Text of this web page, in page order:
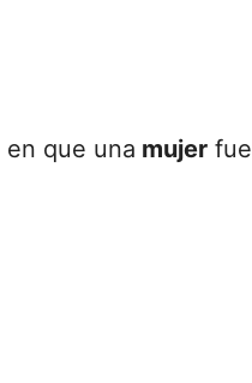
que una mujer fue